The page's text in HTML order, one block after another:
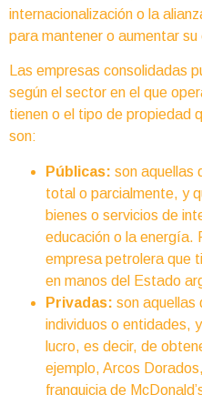
internacionalización o la
para mantener o aumentar
Las empresas consolidadas
según el sector en el que
tienen o el tipo de propiedad
son:
Públicas: son aquellas
total o parcialmente, y
bienes o servicios de
educación o la energía.
empresa petrolera que
en manos del Estado
Privadas: son aquellas
individuos o entidades,
lucro, es decir, de
ejemplo, Arcos
franquicia de